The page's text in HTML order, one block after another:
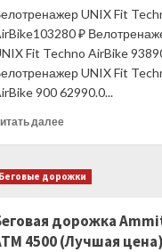
UNIX Fit
₽
Fit Techno AirBike
UNIX Fit
900 62990.0...
далееПрочитать
Велотренажер
UNIX
Techno
AirBike
Беговые дорожки
дорожка
4500 (Лучшая цена)